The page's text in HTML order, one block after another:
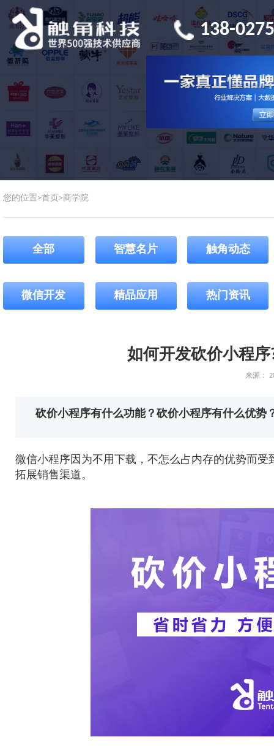
138-
您的位置>首页 >商学院
全部 智慧名片 触角动态
微信开发 精品应用 热门资讯
如何开发砍价小程
来源：
砍价小程序有什么功能？砍价小程序有什么优势
微信小程序因为不用下载，不怎么占内存的优势而
拓展销售渠道。